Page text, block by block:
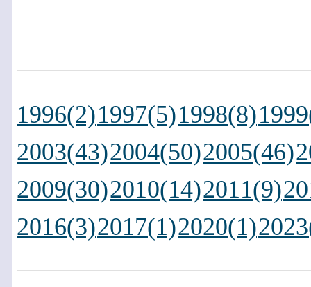
1996(2)1997(5)1998(8)
2003(43)2004(50)2005(46)
2009(30)2010(14)2011(9)
2016(3)2017(1)2020(1)